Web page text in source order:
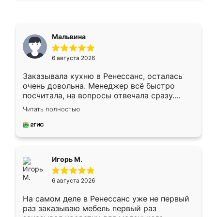
Мальвина
6 августа 2026
Заказывала кухню в Ренессанс, осталась
очень довольна. Менеджер всё быстро
посчитала, на вопросы отвечала сразу.
Замерщик приехал в субботу, подошёл к
делу со всей ответственностью. Собрали
за день, ребята работали аккуратно, даже
Читать полностью
Игорь М.
6 августа 2026
На самом деле в Ренессанс уже не первый
раз заказываю мебель первый раз